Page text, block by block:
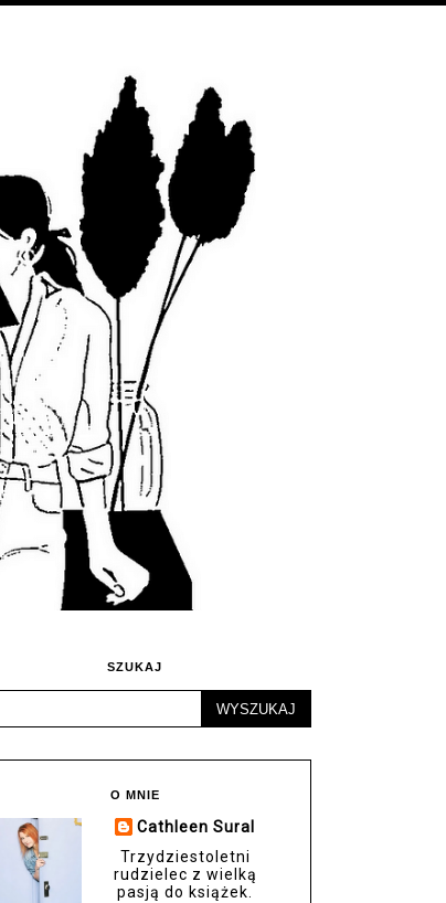
SZUKAJ
O MNIE
Cathleen Sural
Trzydziestoletni
rudzielec z wielką
pasją do książek.